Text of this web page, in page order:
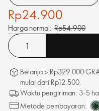
Rp24.900
Harga normal: Rp54.900
Belanja > Rp329.000
mulai dari Rp12.500.
Waktu pengiriman: 3-5
Metode pembayaran: